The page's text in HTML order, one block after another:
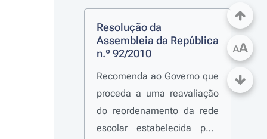
Resolução da
Assembleia da República
n.º 92/2010
Recomenda ao Governo que
proceda a uma reavaliação
do reordenamento da rede
escolar estabelecida pela
AA